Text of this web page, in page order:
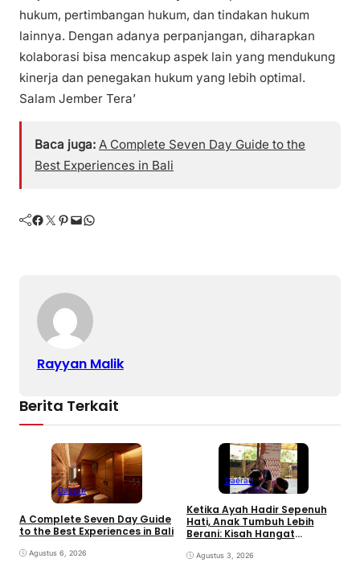
hukum, pertimbangan hukum, dan tindakan hukum
lainnya. Dengan adanya perpanjangan, diharapkan
kolaborasi bisa mencakup aspek lain yang mendukung
kinerja dan penegakan hukum yang lebih optimal.
Salam Jember Tera’
Baca juga: A Complete Seven Day Guide to the
Best Experiences in Bali
Facebook Twitter Pinterest Mail WhatsApp
Rayyan Malik
Berita Terkait
Daerah
A Complete Seven Day Guide
to the Best Experiences in Bali
Agustus 6, 2026
Daerah
Ketika Ayah Hadir Sepenuh
Hati, Anak Tumbuh Lebih
Berani: Kisah Hangat
Agustus 3, 2026